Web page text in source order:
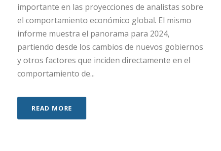
importante en las proyecciones de analistas sobre
el comportamiento económico global. El mismo
informe muestra el panorama para 2024,
partiendo desde los cambios de nuevos gobiernos
y otros factores que inciden directamente en el
comportamiento de...
READ MORE